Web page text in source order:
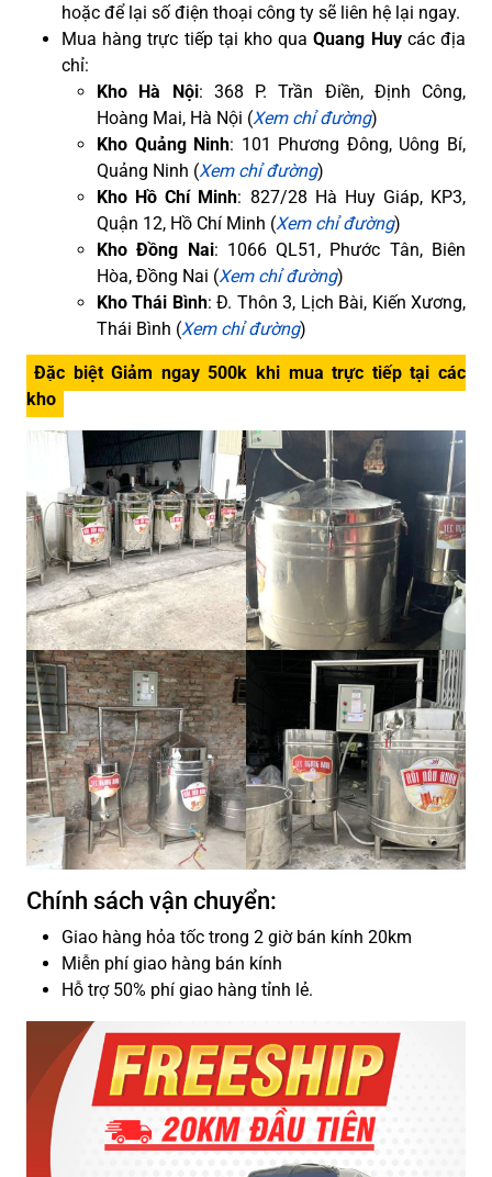
hoặc để lại số điện thoại công ty sẽ liên hệ lại ngay.
Mua hàng trực tiếp tại kho quaQuang Huycác địa
chỉ:
Kho Hà Nội: 368 P. Trần Điền, Định Công,
Hoàng Mai, Hà Nội (Xem chỉ đường)
Kho Quảng Ninh: 101 Phương Đông, Uông Bí,
Quảng Ninh (Xem chỉ đường)
Kho Hồ Chí Minh: 827/28 Hà Huy Giáp, KP3,
Quận 12, Hồ Chí Minh (Xem chỉ đường)
Kho Đồng Nai: 1066 QL51, Phước Tân, Biên
Hòa, Đồng Nai (Xem chỉ đường)
Kho Thái Bình: Đ. Thôn 3, Lịch Bài, Kiến Xương,
Thái Bình (Xem chỉ đường)
Đặc biệt Giảm ngay 500k khi mua trực tiếp tại các
kho
Chính sách vận chuyển:
Giao hàng hỏa tốc trong 2 giờ bán kính 20km
Miễn phí giao hàng bán kính
Hỗ trợ 50% phí giao hàng tỉnh lẻ.